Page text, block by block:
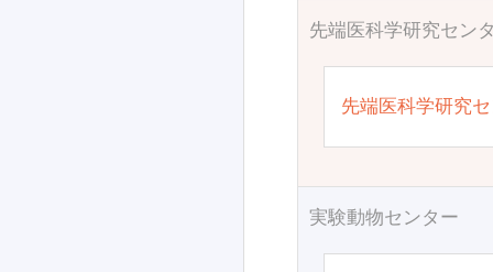
先端医科学研究セン
先端医科学研究
実験動物センター